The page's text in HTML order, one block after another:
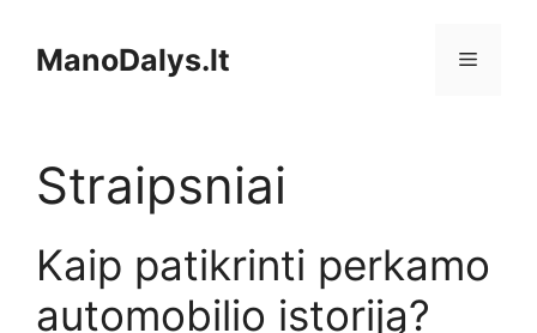
turinioManoDalys.lt Meniu
Straipsniai
Kaip patikrinti perkamo
automobilio istoriją?